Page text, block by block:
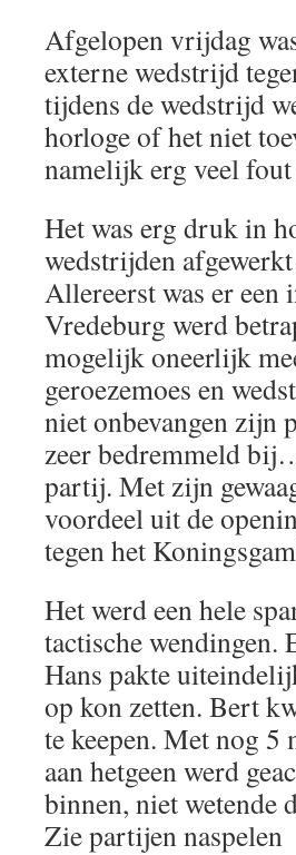
Afgelopen vrijdag
externe wedstrijd
tijdens de wedstrijd
horloge of het niet
namelijk erg veel fout
Het was erg druk in
wedstrijden
Allereerst was er een
Vredeburg werd
mogelijk oneerlijk
geroezemoes en
niet onbevangen zijn
zeer bedremmeld
partij. Met zijn
voordeel uit de
tegen het
Het werd een hele
tactische wendingen.
Hans pakte
op kon zetten. Bert
te keepen. Met nog
aan hetgeen werd
binnen, niet wetende
Zie partijen naspelen